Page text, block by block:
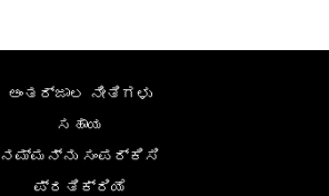
ಅಂತರ್ಜಾಲ ನೀತಿಗಳು
ಸಹಾಯ
ನಮ್ಮನ್ನು ಸಂಪರ್ಕಿಸಿ
ಪ್ರತಿಕ್ರಿಯೆ